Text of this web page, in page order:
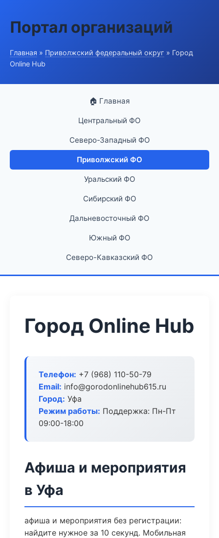
Портал организаций
Главная » Приволжский федеральный округ » Город
Online Hub
🏠 Главная
Центральный ФО
Северо-Западный ФО
Приволжский ФО
Уральский ФО
Сибирский ФО
Дальневосточный ФО
Южный ФО
Северо-Кавказский ФО
Город Online Hub
Телефон: +7 (968) 110-50-79
Email: info@gorodonlinehub615.ru
Город: Уфа
Режим работы: Поддержка: Пн-Пт
09:00-18:00
Афиша и мероприятия
в Уфа
афиша и мероприятия без регистрации:
найдите нужное за 10 секунд. Мобильная